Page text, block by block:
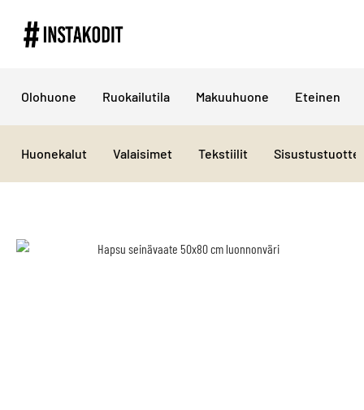
Olohuone Ruokailutila Makuuhuone Eteinen
Huonekalut Valaisimet Tekstiilit